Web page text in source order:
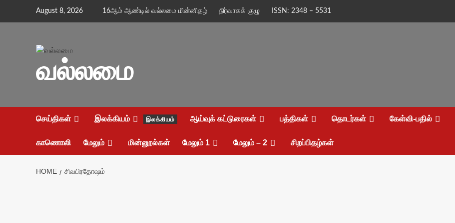
August 8, 2026 16ஆம் ஆண்டில் வல்லமை மின்னிதழ் நிர்வாகக் குழு ISSN: 2348 – 5531
வல்லமை
செய்திகள் இலக்கியம் இலக்கியம் ஆய்வுக் கட்டுரைகள் பத்திகள் தொடர்கள் கேள்வி-பதில்
காணொலி மேலும் மின்னூல்கள் மேலும் 1 மேலும் – 2 சிறப்பிதழ்கள்
HOME சிவபிரதோஷம்